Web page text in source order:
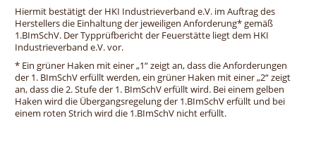
Hiermit bestätigt der HKI Industrieverband e.V. im Auftrag des
Herstellers die Einhaltung der jeweiligen Anforderung* gemäß
1.BImSchV. Der Typprüfbericht der Feuerstätte liegt dem HKI
Industrieverband e.V. vor.
* Ein grüner Haken mit einer „1“ zeigt an, dass die Anforderungen
der 1. BImSchV erfüllt werden, ein grüner Haken mit einer „2“ zeigt
an, dass die 2. Stufe der 1. BImSchV erfüllt wird. Bei einem gelben
Haken wird die Übergangsregelung der 1.BImSchV erfüllt und bei
einem roten Strich wird die 1.BImSchV nicht erfüllt.